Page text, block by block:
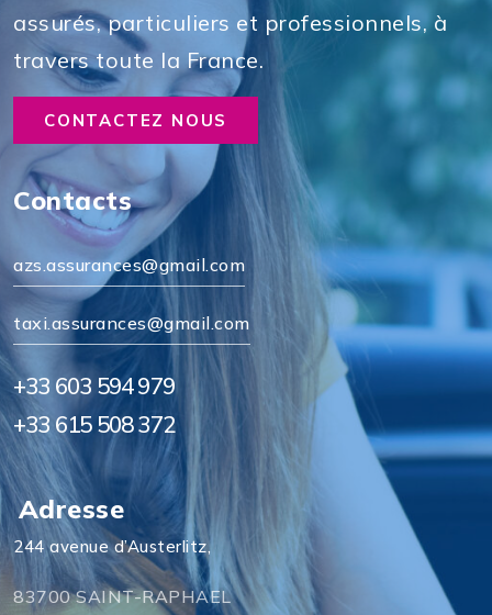
assurés, particuliers et professionnels, à
travers toute la France.
CONTACTEZ NOUS
Contacts
azs.assurances@gmail.com
taxi.assurances@gmail.com
+33 603 594 979
+33 615 508 372
Adresse
244 avenue d’Austerlitz,
83700 SAINT-RAPHAEL